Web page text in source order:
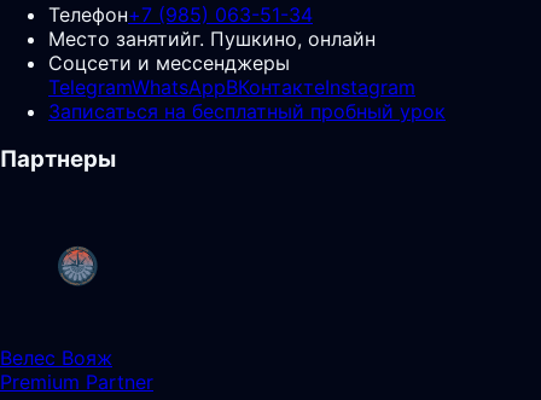
Телефон+7 (985) 063-51-34
Место занятийг. Пушкино, онлайн
Соцсети и мессенджеры
TelegramWhatsAppВКонтактеInstagram
Записаться на бесплатный пробный урок
Партнеры
Велес Вояж
Premium Partner